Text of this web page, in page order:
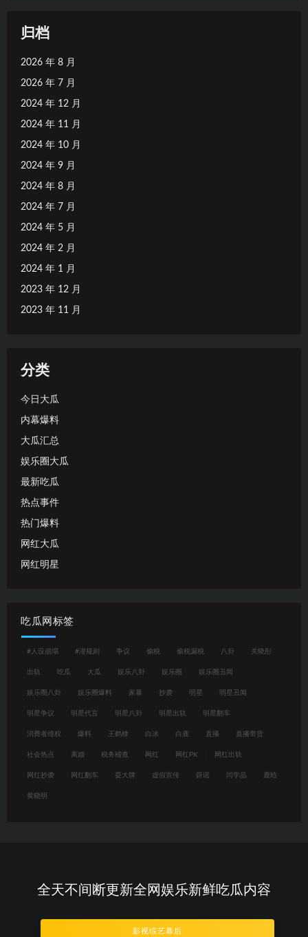
归档
2026 年 8 月
2026 年 7 月
2024 年 12 月
2024 年 11 月
2024 年 10 月
2024 年 9 月
2024 年 8 月
2024 年 7 月
2024 年 5 月
2024 年 2 月
2024 年 1 月
2023 年 12 月
2023 年 11 月
分类
今日大瓜
内幕爆料
大瓜汇总
娱乐圈大瓜
最新吃瓜
热点事件
热门爆料
网红大瓜
网红明星
吃瓜网标签
#人设崩塌 #潜规则 争议 偷税 偷税漏税 八卦 关晓彤
出轨 吃瓜 大瓜 娱乐八卦 娱乐圈 娱乐圈丑闻
娱乐圈八卦 娱乐圈爆料 家暴 抄袭 明星 明星丑闻
明星争议 明星代言 明星八卦 明星出轨 明星翻车
消费者维权 爆料 王鹤棣 白冰 白鹿 直播 直播带货
社会热点 离婚 税务稽查 网红 网红PK 网红出轨
网红抄袭 网红翻车 耍大牌 虚假宣传 辟谣 闫学晶 鹿晗
黄晓明
全天不间断更新全网娱乐新鲜吃瓜内容
影视综艺幕后